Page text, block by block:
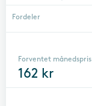
Fordeler
Forventet månedspris
162 kr